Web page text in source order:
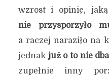
wzrost i opinię,
nie przysporzyło
a raczej naraziło na
jednak już o to nie
zupełnie inny